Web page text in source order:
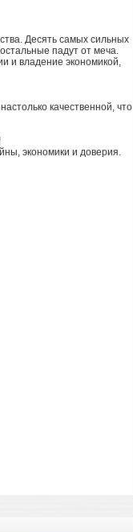
Десять самых сильных
падут от меча.
и владение экономикой,
качественной, что
экономики и доверия.